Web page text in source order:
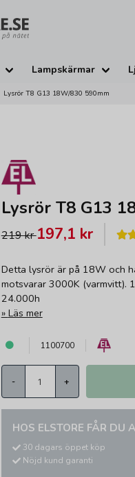
Lampskärmar
Lysrör T8 G13 18W/830 590mm
Lysrör T8 G13
219 kr197,1 kr
Detta lysrör är på 18W och
motsvarar 3000K (varmvitt).
24.000h
Läs mer
1100700
- +
HOS ELSTORE FÅR DU
30 dagars öppet köp
Nöjd kund garanti